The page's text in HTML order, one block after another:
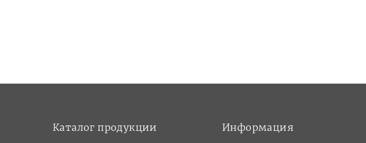
Каталог продукции Информация